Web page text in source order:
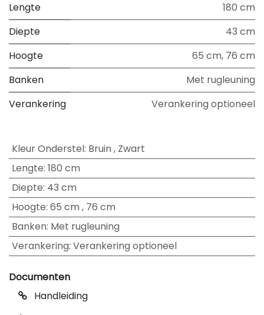
Lengte
180 cm
Diepte
43 cm
Hoogte
65 cm, 76 cm
Banken
Met rugleuning
Verankering
Verankering optioneel
Kleur Onderstel: Bruin, Zwart
Lengte: 180 cm
Diepte: 43 cm
Hoogte: 65 cm, 76 cm
Banken: Met rugleuning
Verankering: Verankering optioneel
Documenten
Handleiding